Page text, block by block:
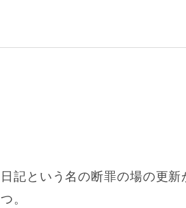
日記という名の断罪の場の更
つ。